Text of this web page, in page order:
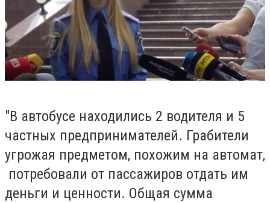
"В автобусе находились 2 водителя и 5
частных предпринимателей. Грабители
угрожая предметом, похожим на автомат,
потребовали от пассажиров отдать им
деньги и ценности. Общая сумма